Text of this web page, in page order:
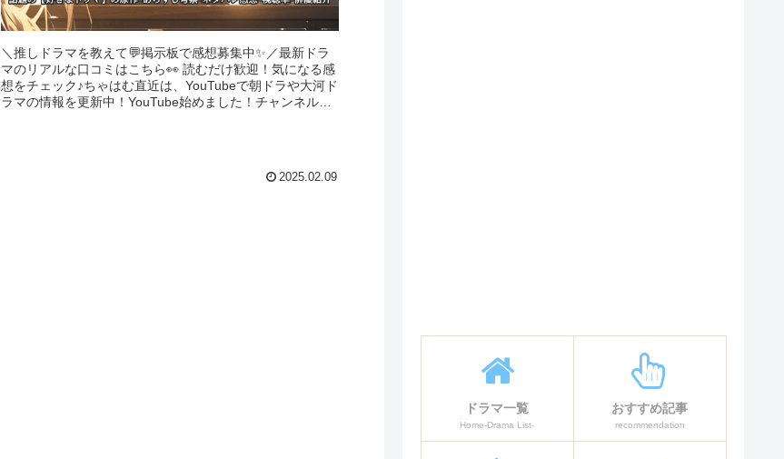
＼推しドラマを教えて💬掲示板で感想募集中✨／最新ドラ
マのリアルな口コミはこちら👀 読むだけ歓迎！気になる感
想をチェック♪ちゃはむ直近は、YouTubeで朝ドラや大河ド
ラマの情報を更新中！YouTube始めました！チャンネル登
2025.02.09
ドラマ一覧
Home-Drama List-
おすすめ記事
recommendation